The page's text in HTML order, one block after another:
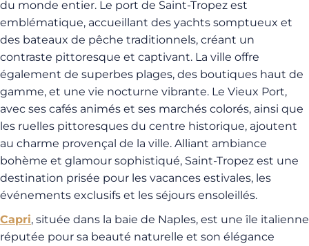
du monde entier. Le port de Saint-Tropez est
emblématique, accueillant des yachts somptueux et
des bateaux de pêche traditionnels, créant un
contraste pittoresque et captivant. La ville offre
également de superbes plages, des boutiques haut de
gamme, et une vie nocturne vibrante. Le Vieux Port,
avec ses cafés animés et ses marchés colorés, ainsi que
les ruelles pittoresques du centre historique, ajoutent
au charme provençal de la ville. Alliant ambiance
bohème et glamour sophistiqué, Saint-Tropez est une
destination prisée pour les vacances estivales, les
événements exclusifs et les séjours ensoleillés.
Capri, située dans la baie de Naples, est une île italienne
réputée pour sa beauté naturelle et son élégance